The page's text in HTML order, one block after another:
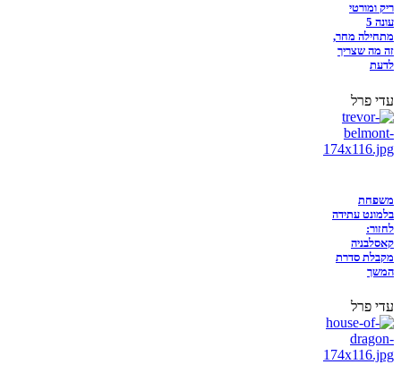
ריק ומורטי
עונה 5
מתחילה מחר,
זה מה שצריך
לדעת
עדי פרל
משפחת
בלמונט עתידה
לחזור:
קאסלבניה
מקבלת סדרת
המשך
עדי פרל